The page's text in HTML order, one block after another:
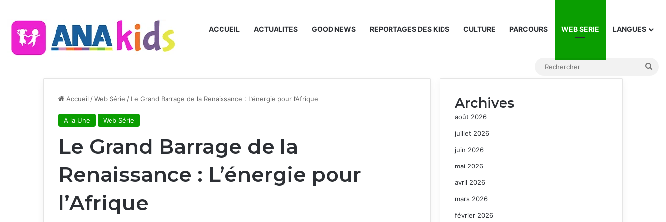
ACCUEIL ACTUALITES GOOD NEWS REPORTAGES DES KIDS CULTURE PARCOURS WEB SERIE LANGUES
Accueil /Web Série / Le Grand Barrage de la Renaissance : L’énergie pour l’Afrique
A la Une Web Série
Le Grand Barrage de la
Renaissance : L’énergie pour
l’Afrique
Archives
août 2026
juillet 2026
juin 2026
mai 2026
avril 2026
mars 2026
février 2026